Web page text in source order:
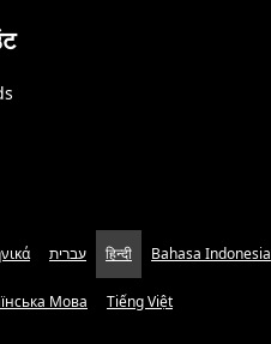
עברית हिन्दी Bahasa Indonesia
Мова Tiếng Việt